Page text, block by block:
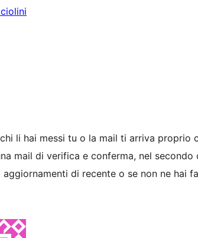
li hai messi tu o la mail ti arriva proprio
mail di verifica e conferma, nel
di recente o se non ne hai